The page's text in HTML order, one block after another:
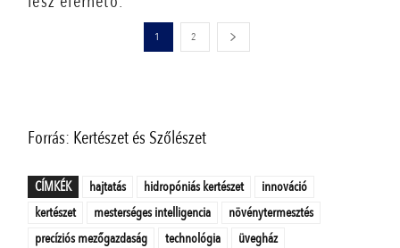
1 2
Forrás: Kertészet és Szőlészet
CÍMKÉK hajtatás hidropóniás kertészet
innováció
kertészet
mesterséges intelligencia
növénytermesztés
precíziós mezőgazdaság
technológia üvegház